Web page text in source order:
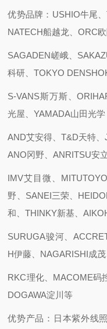
优势品牌：USHIO牛尾
NATECH船越龙、ORC
SAGADEN嵯峨、
科研、TOKYO
S-VANS斯万斯、
光屋、YAMADA山田光学
AND艾安得、T&D天特
ANO冈野、ANRITSU安
IMV艾目微、
野、SANEI三荣、
和、THINKY新基、
SURUGA骏河、
H伊藤、NAGARISHI成茂
RKC理化、MACOME码
DOGAWA淀川等
优势产品：日本紫外线